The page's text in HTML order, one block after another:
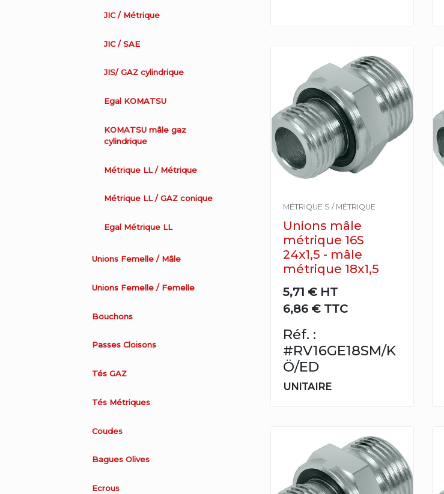
MÉTRIQUE S / MÉTRIQUE
Unions mâle
métrique 16S
24x1,5 - mâle
métrique 18x1,5
5,71 € HT
6,86 € TTC
Réf. :
#RV16GE18SM/K
Ö/ED
UNITAIRE
JIC / Métrique
JIC / SAE
JIS/ GAZ cylindrique
Egal KOMATSU
KOMATSU mâle gaz
cylindrique
Métrique LL / Métrique
Métrique LL / GAZ conique
Egal Métrique LL
Unions Femelle / Mâle
Unions Femelle / Femelle
Bouchons
Passes Cloisons
Tés GAZ
Tés Métriques
Coudes
Bagues Olives
Ecrous